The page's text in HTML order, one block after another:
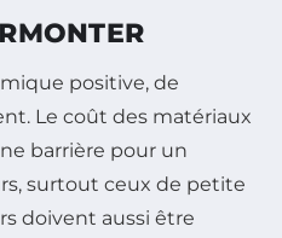
positive, de
Le coût des matériaux
barrière pour un
surtout ceux de petite
doivent aussi être